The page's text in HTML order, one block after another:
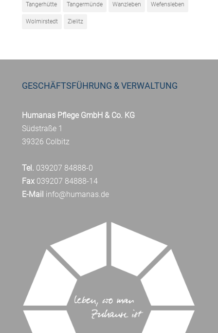
Tangerhütte Tangermünde Wanzleben Wefensleben
Wolmirstedt Zielitz
GESCHÄFTSFÜHRUNG & VERWALTUNG
Humanas Pflege GmbH & Co. KG
Südstraße 1
39326 Colbitz
Tel. 039207 84888-0
Fax039207 84888-14
E-Mail info@humanas.de